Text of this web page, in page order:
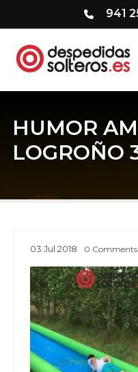
941
HUMOR
LOGROÑO
03 Jul 2018 0 Comments